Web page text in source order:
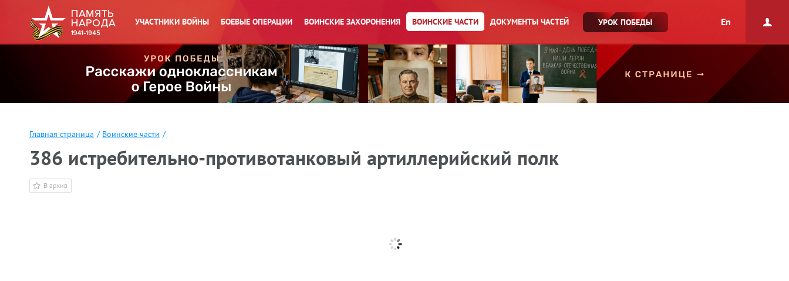
УЧАСТНИКИ ВОЙНЫ БОЕВЫЕ ОПЕРАЦИИ ВОИНСКИЕ ЗАХОРОНЕНИЯ ВОИНСКИЕ ЧАСТИ ДОКУМЕНТЫ ЧАСТЕЙ УРОК ПОБЕДЫ En
Главная страница / Воинские части /
386 истребительно-противотанковый артиллерийский полк
В архив